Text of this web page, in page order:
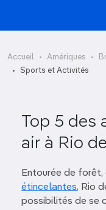
Accueil Amériques
Sports et Activités
Top 5 des
air à Rio
Entourée de
étincelantes, Rio
possibilités de se